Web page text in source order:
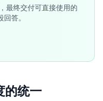
最终交付可直接使用的
答。
的统一